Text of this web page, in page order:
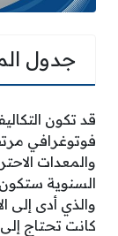
جدول
قد تكون
فوتوغرافي
والمعدات
السنوية
والذي أدى إلى
كانت تحتاج